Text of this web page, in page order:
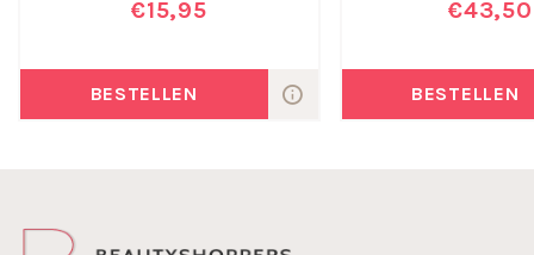
€15,95
BESTELLEN
€43,50
BESTELLEN